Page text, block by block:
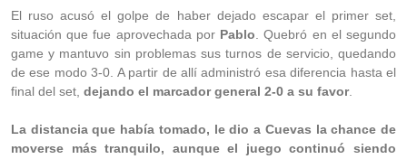
El ruso acusó el golpe de haber dejado escapar el primer set,
situación que fue aprovechada por Pablo . Quebró en el segundo
game y mantuvo sin problemas sus turnos de servicio, quedando
de ese modo 3-0. A partir de allí administró esa diferencia hasta el
final del set, dejando el marcador general 2-0 a su favor.
La distancia que había tomado, le dio a Cuevas la chance de
moverse más tranquilo, aunque el juego continuó siendo